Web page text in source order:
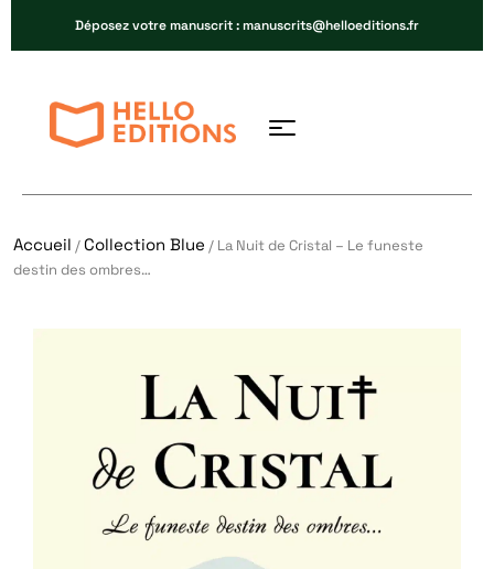
Déposez votre manuscrit : manuscrits@helloeditions.fr
Accueil /Collection Blue / La Nuit de Cristal – Le funeste
destin des ombres…